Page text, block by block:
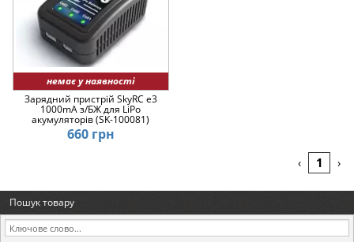
немає у наявності
Зарядний пристрій SkyRC e3
1000mA з/БЖ для LiPo
акумуляторів (SK-100081)
660 грн
‹ 1 ›
Пошук товару